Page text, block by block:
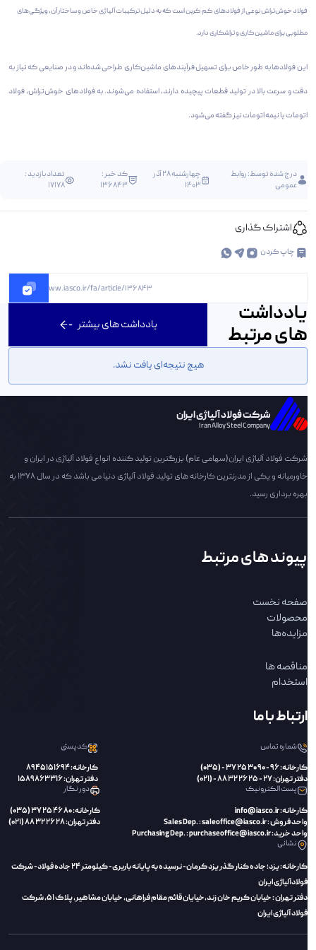
فولاد خوش‌تراش نوعی از فولاد‌های کم کربن است که به دلیل ترکیبات آلیاژی خاص و ساختار آن، ویژگی‌های
مطلوبی برای ماشین‌کاری و تراشکاری دارد.
این فولادها به طور خاص برای تسهیل فرآیندهای ماشین‌کاری طراحی شده‌اند و در صنایعی که نیاز به
دقت و سرعت بالا در تولید قطعات پیچیده دارند، استفاده می‌شوند. به فولادهای خوش‌تراش، فولاد
اتومات یا نیمه اتومات نیز گفته می‌شود.
درج شده توسط:روابط
عمومی
چهارشنبه 28 آذر
1403
کد خبر :
136843
تعداد بازدید :
17178
اشتراک گذاری
چاپ کردن
https://www.iasco.ir/fa/article/136843
یادداشت
های مرتبط
یادداشت های بیشتر
هیچ نتیجه‌ای یافت نشد.
شرکت فولاد آلیاژی ایران
Iran Alloy Steel Company
شرکت فولاد آلیاژی ایران(سهامی عام) بزرگترین تولید کننده انواع فولاد آلیاژی در ایران و
خاورمیانه و یکی از مدرنترین کارخانه های تولید فولاد آلیاژی دنیا می باشد که در سال 1378 به
بهره برداری رسید.
پیوند های مرتبط
صفحه نخست
محصولات
مزایده‌ها
مناقصه ها
استخدام
ارتباط با ما
شماره تماس
کارخانه: 96 - 90 30 25 37 - (035)
دفتر تهران: 27 - 25 26 32 88 - (021)
کدپستی
کارخانه: 8945151694
دفتر تهران: 1589863316
پست الکترونیک
کارخانه: info@iasco.ir
واحد فروش : Sales Dep. : saleoffice@iasco.ir
واحد خرید: Purchasing Dep. : purchaseoffice@iasco.ir
دور نگار
کارخانه: 80 46 25 37 (035)
دفتر تهران: 28 26 32 88 (021)
نشانی
کارخانه: یزد؛ جاده کنار گذر یزد کرمان- نرسیده به پایانه باربری- کیلومتر 24 جاده فولاد- شرکت
فولادآلیاژی ایران
دفتر تهران : خیابان کریم خان زند،‌خیایان قائم مقام فراهانی، خیابان مشاهیر، پلاک 51، شرکت
فولاد آلیاژی ایران